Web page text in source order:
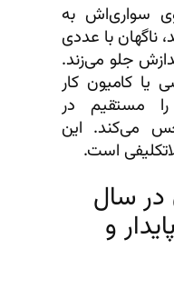
سواری‌اش به
ناگهان با عددی
جلو می‌زند.
یا کامیون کار
مستقیم در
می‌کند. این
است.
در سال
و